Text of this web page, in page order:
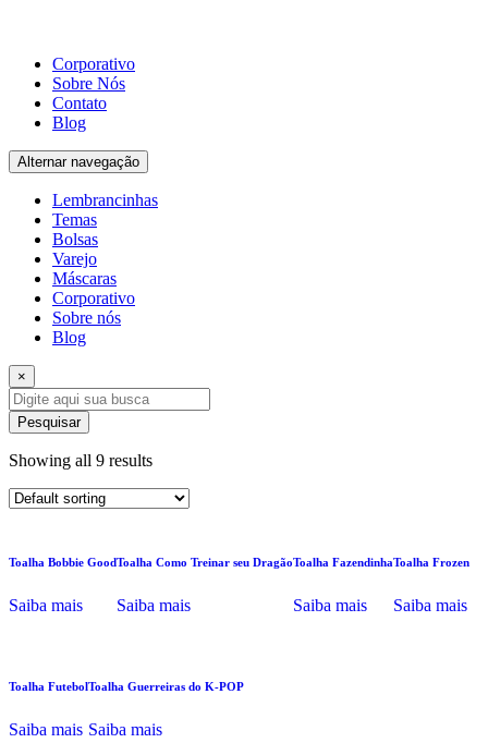
Corporativo
Sobre Nós
Contato
Blog
Alternar navegação
Lembrancinhas
Temas
Bolsas
Varejo
Máscaras
Corporativo
Sobre nós
Blog
×
Pesquisar
Showing all 9 results
Toalha Bobbie Good
Saiba mais
Toalha Como Treinar seu Dragão
Saiba mais
Toalha Fazendinha
Saiba mais
Toalha Frozen
Saiba mais
Toalha Futebol
Saiba mais
Toalha Guerreiras do K-POP
Saiba mais